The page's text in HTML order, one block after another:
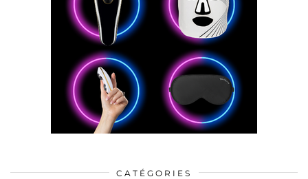
CATÉGORIES